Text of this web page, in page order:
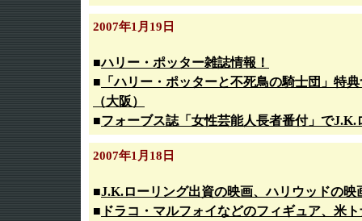
2007年1月19日
■ハリー・ポッター雑誌情報！
■ 「ハリー・ポッターと不死鳥の騎士団」特
（大阪）
■フォーブス誌「女性芸能人長者番付」でJ.K.
2007年1月18日
■J.K.ローリング出資の映画、ハリウッドの映
■ ドラコ・マルフォイなどのフィギュア、米